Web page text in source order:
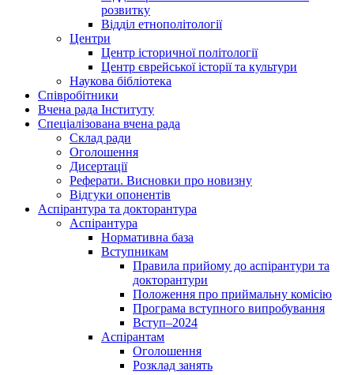
розвитку
Відділ етнополітології
Центри
Центр історичної політології
Центр єврейської історії та культури
Наукова бібліотека
Співробітники
Вчена рада Інституту
Спеціалізована вчена рада
Склад ради
Оголошення
Дисертації
Реферати. Висновки про новизну
Відгуки опонентів
Аспірантура та докторантура
Аспірантура
Нормативна база
Вступникам
Правила прийому до аспірантури та
докторантури
Положення про приймальну комісію
Програма вступного випробування
Вступ–2024
Аспірантам
Оголошення
Розклад занять